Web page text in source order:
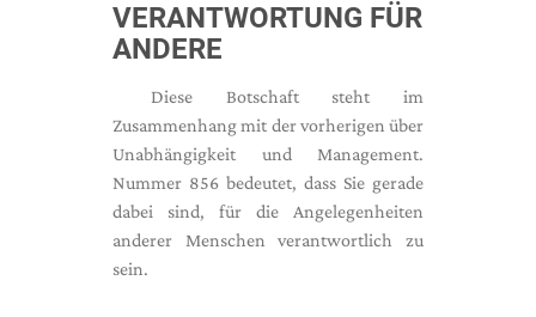
VERANTWORTUNG FÜR
ANDERE
Diese Botschaft steht im
Zusammenhang mit der vorherigen über
Unabhängigkeit und Management.
Nummer 856 bedeutet, dass Sie gerade
dabei sind, für die Angelegenheiten
anderer Menschen verantwortlich zu
sein.